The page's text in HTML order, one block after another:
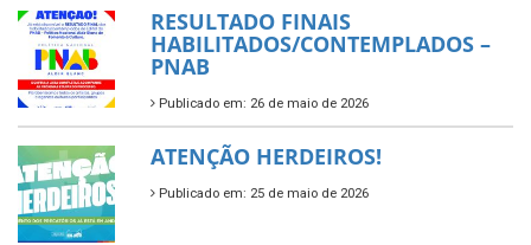
RESULTADO FINAIS
HABILITADOS/CONTEMPLADOS –
PNAB
Publicado em: 26 de maio de 2026
ATENÇÃO HERDEIROS!
Publicado em: 25 de maio de 2026